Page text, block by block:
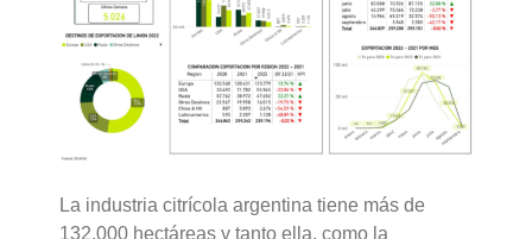
La industria citrícola argentina tiene más de
132.000 hectáreas y tanto ella, como la